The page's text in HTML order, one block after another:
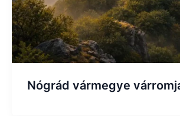
Nógrád vármegye